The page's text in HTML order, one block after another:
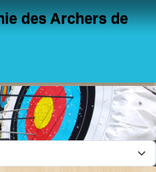
des Archers de